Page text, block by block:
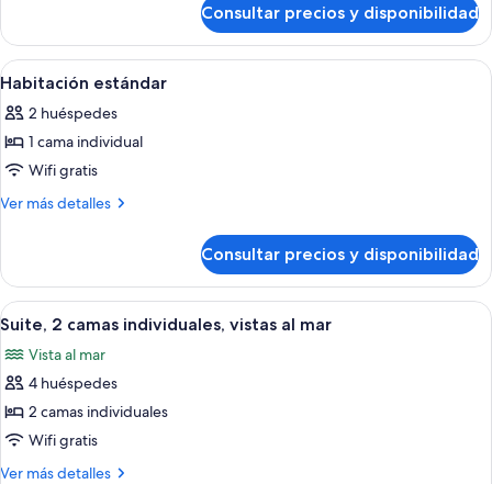
camas
individuales
estándar,
camas
Consultar precios y disponibilidad
Abrir
todas
las
fotos
de
Habitación
Una habitación de hotel con cama,
5
Habitación estándar
2 huéspedes
1 cama individual
Wifi gratis
Ver más detalles
Más
estándar
Consultar precios y disponibilidad
Abrir
todas
las
fotos
de
Suite,
2
Una habitación de hotel moderna
7
Suite, 2 camas individuales, vistas al mar
Vista al mar
4 huéspedes
2 camas individuales
Wifi gratis
Ver más detalles
Más